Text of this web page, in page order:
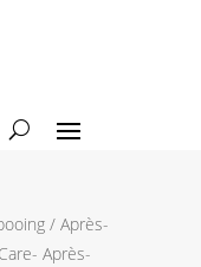
/ Après-
Après-